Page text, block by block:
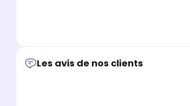
Les avis de nos clients